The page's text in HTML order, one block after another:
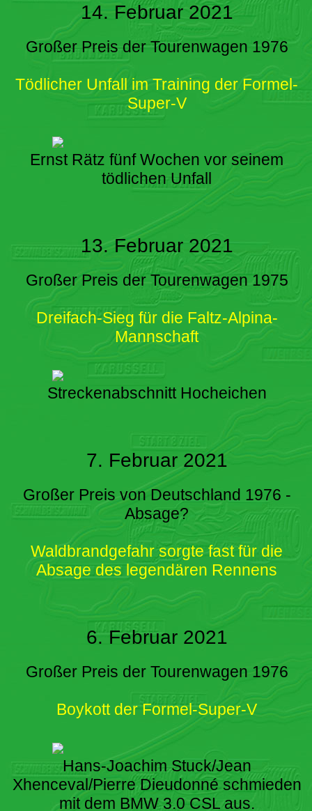
14. Februar 2021
Großer Preis der Tourenwagen 1976
Tödlicher Unfall im Training der Formel-
Super-V
Ernst Rätz fünf Wochen vor seinem
tödlichen Unfall
13. Februar 2021
Großer Preis der Tourenwagen 1975
Dreifach-Sieg für die Faltz-Alpina-
Mannschaft
Streckenabschnitt Hocheichen
7. Februar 2021
Großer Preis von Deutschland 1976 -
Absage?
Waldbrandgefahr sorgte fast für die
Absage des legendären Rennens
6. Februar 2021
Großer Preis der Tourenwagen 1976
Boykott der Formel-Super-V
Hans-Joachim Stuck/Jean
Xhenceval/Pierre Dieudonné schmieden
mit dem BMW 3.0 CSL aus.